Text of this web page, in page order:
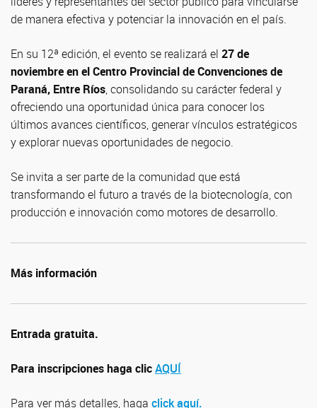
de manera efectiva y potenciar la innovación en el país.
En su 12ª edición, el evento se realizará el 27 de
noviembre en el Centro Provincial de Convenciones de
Paraná, Entre Ríos, consolidando su carácter federal y
ofreciendo una oportunidad única para conocer los
últimos avances científicos, generar vínculos estratégicos
y explorar nuevas oportunidades de negocio.
Se invita a ser parte de la comunidad que está
transformando el futuro a través de la biotecnología, con
producción e innovación como motores de desarrollo.
Más información
Entrada gratuita.
Para inscripciones haga clicAQUÍ
Para ver más detalles, haga click aquí.